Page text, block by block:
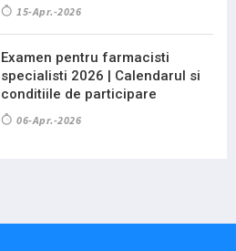
15-Apr.-2026
Examen pentru farmacisti
specialisti 2026 | Calendarul si
conditiile de participare
06-Apr.-2026